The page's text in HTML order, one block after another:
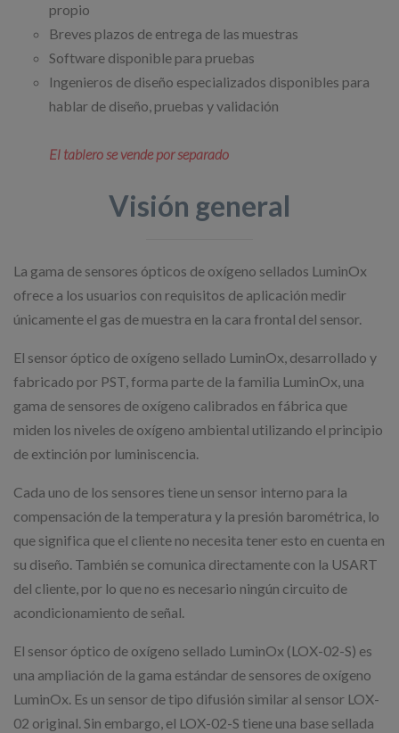
propio
Breves plazos de entrega de las muestras
Software disponible para pruebas
Ingenieros de diseño especializados disponibles para
hablar de diseño, pruebas y validación
El tablero se vende por separado
Visión general
La gama de sensores ópticos de oxígeno sellados LuminOx
ofrece a los usuarios con requisitos de aplicación medir
únicamente el gas de muestra en la cara frontal del sensor.
El sensor óptico de oxígeno sellado LuminOx, desarrollado y
fabricado por PST, forma parte de la familia LuminOx, una
gama de sensores de oxígeno calibrados en fábrica que
miden los niveles de oxígeno ambiental utilizando el principio
de extinción por luminiscencia.
Cada uno de los sensores tiene un sensor interno para la
compensación de la temperatura y la presión barométrica, lo
que significa que el cliente no necesita tener esto en cuenta en
su diseño. También se comunica directamente con la USART
del cliente, por lo que no es necesario ningún circuito de
acondicionamiento de señal.
El sensor óptico de oxígeno sellado LuminOx (LOX-02-S) es
una ampliación de la gama estándar de sensores de oxígeno
LuminOx. Es un sensor de tipo difusión similar al sensor LOX-
02 original. Sin embargo, el LOX-02-S tiene una base sellada